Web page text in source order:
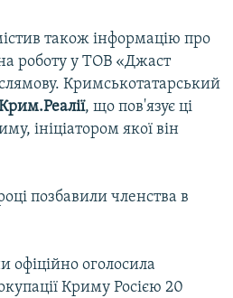
також інформацію про
роботу у ТОВ «Джаст
Кримськотатарський
, що пов'язує ці
ініціатором якої він
позбавили членства в
офіційно оголосила
Криму Росією 20